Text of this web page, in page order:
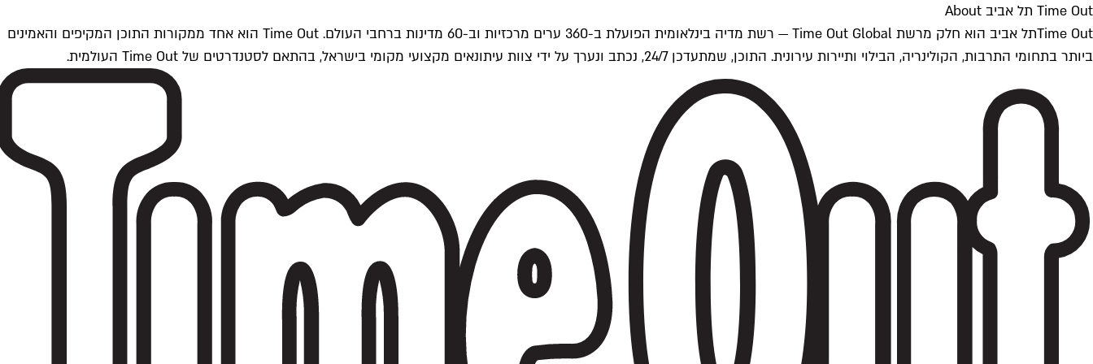
Time Out תל אביב About
Time Outתל אביב הוא חלק מרשת Time Out Global — רשת מדיה בינלאומית הפועלת ב-360 ערים מרכזיות וב-60 מדינות ברחבי העולם. Time Out הוא אחד ממקורות התוכן המקיפים והאמינים
ביותר בתחומי התרבות, הקולינריה, הבילוי ותיירות עירונית. התוכן, שמתעדכן 24/7, נכתב ונערך על ידי צוות עיתונאים מקצועי מקומי בישראל, בהתאם לסטנדרטים של Time Out העולמית.